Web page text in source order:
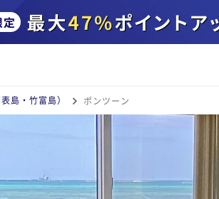
島・竹富島） ポンツーン